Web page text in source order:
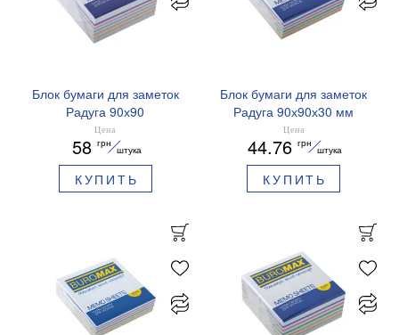
Блок бумаги для заметок
Радуга 90х90
несклеенный BM.2245
Buromax
Цена
58 грн
штука
КУПИТЬ
Блок бумаги для заметок
Радуга 90х90х30 мм
склеенный Buromax
BM.2256
Цена
44.76 грн
штука
КУПИТЬ